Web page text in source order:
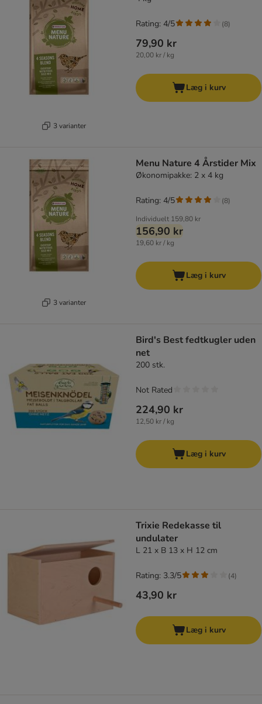
3 varianter
79,90 kr
20,00 kr / kg
Rating: 4/5 (8)
Læg i kurv
3 varianter
Menu Nature 4 Årstider Mix
Økonomipakke: 2 x 4 kg
Individuelt 159,80 kr
156,90 kr
19,60 kr / kg
Rating: 4/5 (8)
Læg i kurv
Bird's Best fedtkugler uden
net
200 stk.
224,90 kr
12,50 kr / kg
Not Rated
Læg i kurv
Trixie Redekasse til
undulater
L 21 x B 13 x H 12 cm
43,90 kr
Rating: 3.3/5 (4)
Læg i kurv